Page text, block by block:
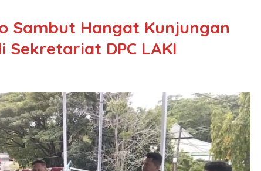
Sambut Hangat Kunjungan
Sekretariat DPC LAKI